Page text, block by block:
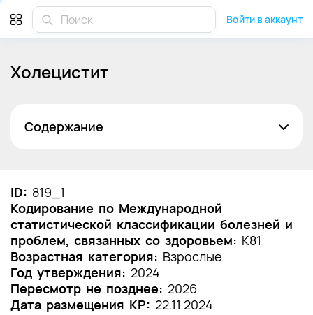
Войти в аккаунт
Холецистит
Содержание
1. Краткая информация по заболеванию или
состоянию (группы заболеваний или
состояний)
1.1 Определение заболевания или состояния
(группы заболеваний или состояний)
ID: 819_1
Кодирование по Международной
статистической классификации болезней и
проблем, связанных со здоровьем: K81
Возрастная категория: Взрослые
Год утверждения: 2024
Пересмотр не позднее: 2026
Дата размещения КР: 22.11.2024